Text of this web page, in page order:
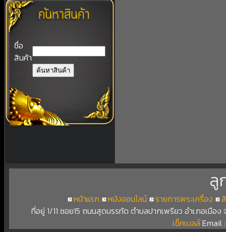
ชื่อ
สินค้า
ลู
หน้าแรก หนังออนไลน์ รายการพระเครื่อง
ที่อยู่ 1/11 ซอย15 ถนนสุดบรรทัด ตำบลปากเพรียว อำเภอเมือ
เช็คเมลล์Email